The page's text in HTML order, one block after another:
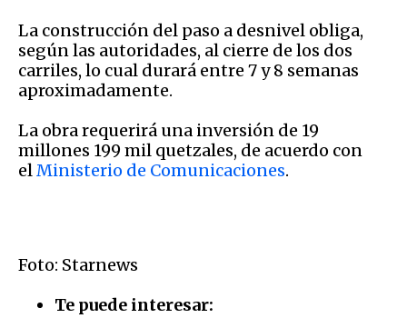
La construcción del paso a desnivel obliga,
según las autoridades, al cierre de los dos
carriles, lo cual durará entre 7 y 8 semanas
aproximadamente.
La obra requerirá una inversión de 19
millones 199 mil quetzales, de acuerdo con
elMinisterio de Comunicaciones.
Foto: Starnews
Te puede interesar: